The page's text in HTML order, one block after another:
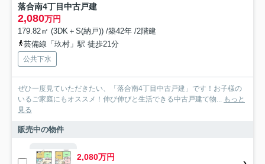
落合南4丁目中古戸建
2,080万円
179.82㎡ (3DK＋S(納戸)) /築42年 /2階建
芸備線「玖村」駅 徒歩21分
公共下水
ぜひ一度見ていただきたい、「落合南4丁目中古戸建」です！お子様の
いるご家庭にもオススメ！伸び伸びと生活できる中古戸建て物...
もっと
見る
販売中の物件
2,080万円